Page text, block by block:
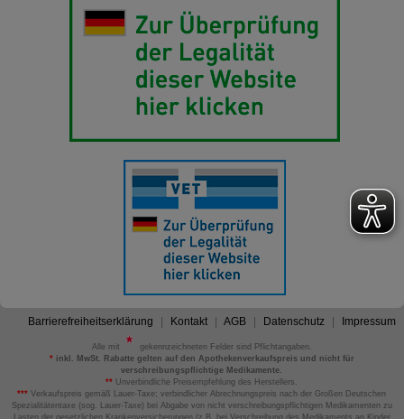
Barrierefreiheitserklärung Kontakt AGB Datenschutz Impressum
Alle mit
gekennzeichneten Felder sind Pflichtangaben.
*inkl. MwSt. Rabatte gelten auf den Apothekenverkaufspreis und nicht für
verschreibungspflichtige Medikamente.
** Unverbindliche Preisempfehlung des Herstellers.
*** Verkaufspreis gemäß Lauer-Taxe; verbindlicher Abrechnungspreis nach der Großen Deutschen
Spezialitätentaxe (sog. Lauer-Taxe) bei Abgabe von nicht verschreibungspflichtigen Medikamenten zu
Lasten der gesetzlichen Krankenversicherungen (z.B. bei Verschreibung des Medikaments an Kinder